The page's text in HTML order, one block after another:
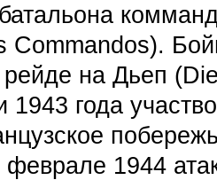
Commandos).
рейде на Дьеп
1943 года
1944